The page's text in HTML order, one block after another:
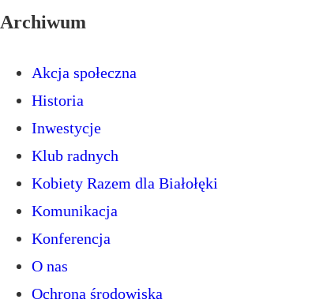
Archiwum
Akcja społeczna
Historia
Inwestycje
Klub radnych
Kobiety Razem dla Białołęki
Komunikacja
Konferencja
O nas
Ochrona środowiska